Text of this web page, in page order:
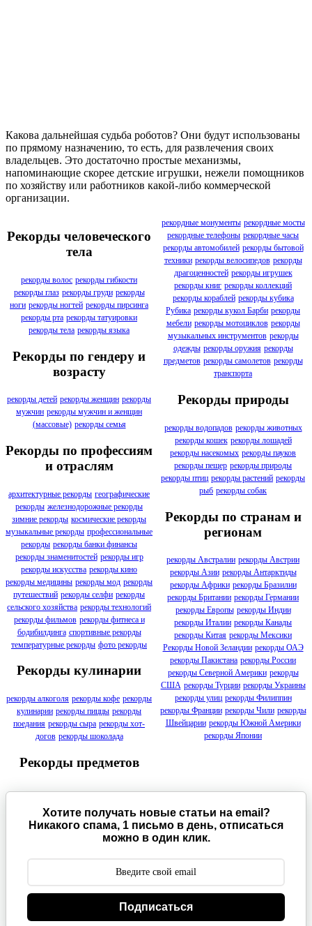
Какова дальнейшая судьба роботов? Они будут использованы
по прямому назначению, то есть, для развлечения своих
владельцев. Это достаточно простые механизмы,
напоминающие скорее детские игрушки, нежели помощников
по хозяйству или работников какой-либо коммерческой
организации.
Рекорды человеческого
тела
рекорды волос рекорды гибкости
рекорды глаз рекорды груди рекорды
ноги рекорды ногтей рекорды пирсинга
рекорды рта рекорды татуировки
рекорды тела рекорды языка
Рекорды по гендеру и
возрасту
рекорды детей рекорды женщин рекорды
мужчин рекорды мужчин и женщин
(массовые) рекорды семья
Рекорды по профессиям
и отраслям
архитектурные рекорды географические
рекорды железнодорожные рекорды
зимние рекорды космические рекорды
музыкальные рекорды профессиональные
рекорды рекорды банки финансы
рекорды знаменитостей рекорды игр
рекорды искусства рекорды кино
рекорды медицины рекорды мод рекорды
путешествий рекорды селфи рекорды
сельского хозяйства рекорды технологий
рекорды фильмов рекорды фитнеса и
бодибилдинга спортивные рекорды
температурные рекорды фото рекорды
Рекорды кулинарии
рекорды алкоголя рекорды кофе рекорды
кулинарии рекорды пиццы рекорды
поедания рекорды сыра рекорды хот-
догов рекорды шоколада
Рекорды предметов
рекордные монументы рекордные мосты
рекордные телефоны рекордные часы
рекорды автомобилей рекорды бытовой
техники рекорды велосипедов рекорды
драгоценностей рекорды игрушек
рекорды книг рекорды коллекций
рекорды кораблей рекорды кубика
Рубика рекорды кукол Барби рекорды
мебели рекорды мотоциклов рекорды
музыкальных инструментов рекорды
одежды рекорды оружия рекорды
предметов рекорды самолетов рекорды
транспорта
Рекорды природы
рекорды водопадов рекорды животных
рекорды кошек рекорды лошадей
рекорды насекомых рекорды пауков
рекорды пещер рекорды природы
рекорды птиц рекорды растений рекорды
рыб рекорды собак
Рекорды по странам и
регионам
рекорды Австралии рекорды Австрии
рекорды Азии рекорды Антарктиды
рекорды Африки рекорды Бразилии
рекорды Британии рекорды Германии
рекорды Европы рекорды Индии
рекорды Италии рекорды Канады
рекорды Китая рекорды Мексики
Рекорды Новой Зеландии рекорды ОАЭ
рекорды Пакистана рекорды России
рекорды Северной Америки рекорды
США рекорды Турции рекорды Украины
рекорды улиц рекорды Филиппин
рекорды Франции рекорды Чили рекорды
Швейцарии рекорды Южной Америки
рекорды Японии
Хотите получать новые статьи на email?
Никакого спама, 1 письмо в день, отписаться
можно в один клик.
Подписаться